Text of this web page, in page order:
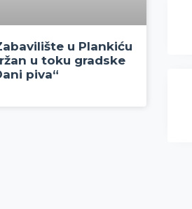
u Plankiću
u toku gradske
piva“